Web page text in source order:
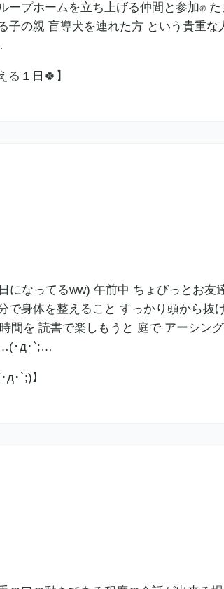
ープホームを立ち上げる仲間と参加✊
子の親 盲導犬を連れた方 という貴重な
になってるww) 午前中 ちょびっとお友
で身体を整えること すっかり頭から抜
間を 読書で楽しもうと 庭で アーシン
…(･д･`;…